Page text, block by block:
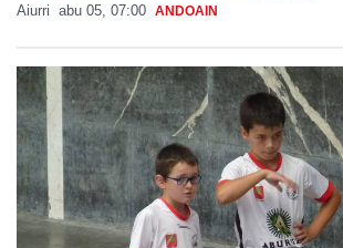
Aiurri abu 05, 07:00 ANDOAIN